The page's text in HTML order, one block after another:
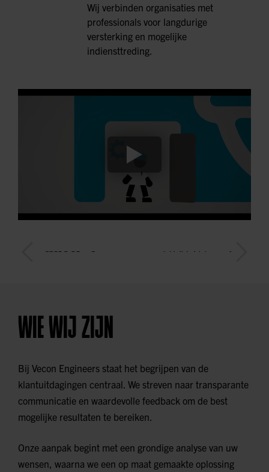
Wij verbinden organisaties met
professionals voor langdurige
versterking en mogelijke
indiensttreding.
WIE WIJ ZIJN
Bij Vecon Engineers staat het begrijpen van de
klantuitdagingen centraal. We streven naar transparante
communicatie en waardevolle feedback om de best
mogelijke resultaten te bereiken.
Onze aanpak begint met een grondige analyse van uw
wensen, waarna we een op maat gemaakte oplossing